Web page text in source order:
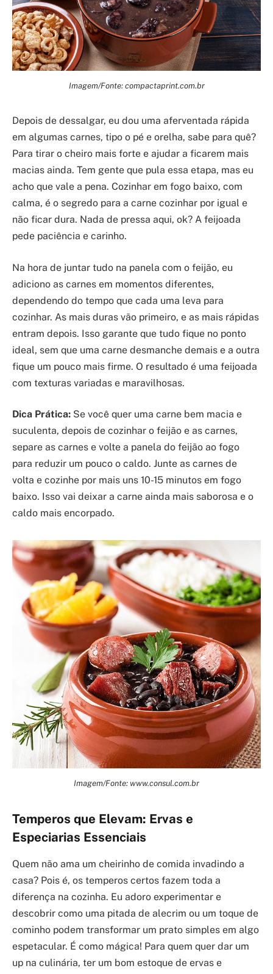
Imagem/Fonte: compactaprint.com.br
Depois de dessalgar, eu dou uma aferventada rápida
em algumas carnes, tipo o pé e orelha, sabe para quê?
Para tirar o cheiro mais forte e ajudar a ficarem mais
macias ainda. Tem gente que pula essa etapa, mas eu
acho que vale a pena. Cozinhar em fogo baixo, com
calma, é o segredo para a carne cozinhar por igual e
não ficar dura. Nada de pressa aqui, ok? A feijoada
pede paciência e carinho.
Na hora de juntar tudo na panela com o feijão, eu
adiciono as carnes em momentos diferentes,
dependendo do tempo que cada uma leva para
cozinhar. As mais duras vão primeiro, e as mais rápidas
entram depois. Isso garante que tudo fique no ponto
ideal, sem que uma carne desmanche demais e a outra
fique um pouco mais firme. O resultado é uma feijoada
com texturas variadas e maravilhosas.
Dica Prática: Se você quer uma carne bem macia e
suculenta, depois de cozinhar o feijão e as carnes,
separe as carnes e volte a panela do feijão ao fogo
para reduzir um pouco o caldo. Junte as carnes de
volta e cozinhe por mais uns 10-15 minutos em fogo
baixo. Isso vai deixar a carne ainda mais saborosa e o
caldo mais encorpado.
Imagem/Fonte: www.consul.com.br
Temperos que Elevam: Ervas e
Especiarias Essenciais
Quem não ama um cheirinho de comida invadindo a
casa? Pois é, os temperos certos fazem toda a
diferença na cozinha. Eu adoro experimentar e
descobrir como uma pitada de alecrim ou um toque de
cominho podem transformar um prato simples em algo
espetacular. É como mágica! Para quem quer dar um
up na culinária, ter um bom estoque de ervas e